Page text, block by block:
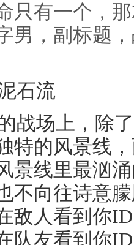
只有一个，
男，副标题
石流
战场上，除
特的风景线
景线里最汹
不向往诗意
敌人看到你
队友看到你